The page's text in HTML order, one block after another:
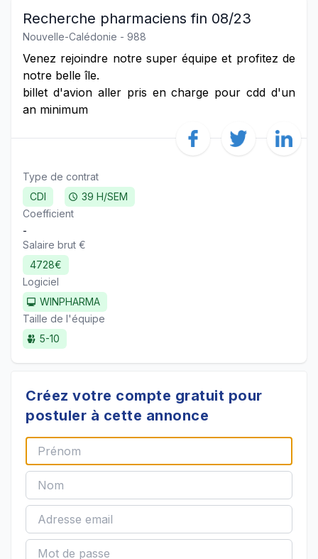
Recherche pharmaciens fin 08/23
Nouvelle-Calédonie - 988
Venez rejoindre notre super équipe et profitez de
notre belle île.
billet d'avion aller pris en charge pour cdd d'un
an minimum
Type de contrat
CDI
39 H/SEM
Coefficient
-
Salaire brut €
4728€
Logiciel
WINPHARMA
Taille de l'équipe
5-10
Créez votre compte gratuit pour
postuler à cette annonce